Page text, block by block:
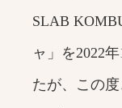
SLAB
ャ」を2022
たが、この